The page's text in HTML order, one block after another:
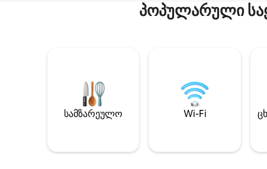
პოპულარული
სამზარეულო Wi-Fi